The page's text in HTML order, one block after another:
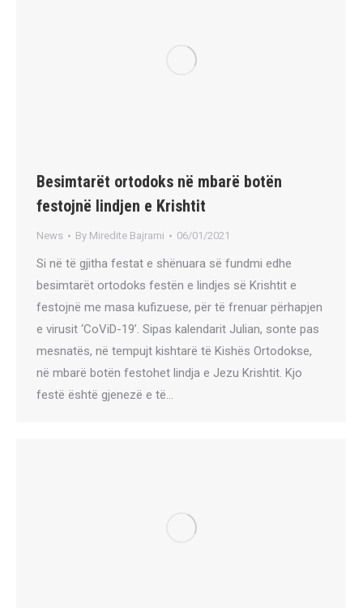
Besimtarët ortodoks në mbarë botën
festojnë lindjen e Krishtit
News By Miredite Bajrami 06/01/2021
Si në të gjitha festat e shënuara së fundmi edhe
besimtarët ortodoks festën e lindjes së Krishtit e
festojnë me masa kufizuese, për të frenuar përhapjen
e virusit ‘CoViD-19’. Sipas kalendarit Julian, sonte pas
mesnatës, në tempujt kishtarë të Kishës Ortodokse,
në mbarë botën festohet lindja e Jezu Krishtit. Kjo
festë është gjenezë e të…